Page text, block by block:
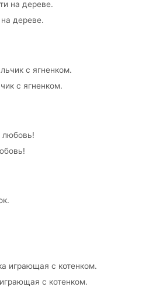
дереве.
с ягненком.
с котенком.